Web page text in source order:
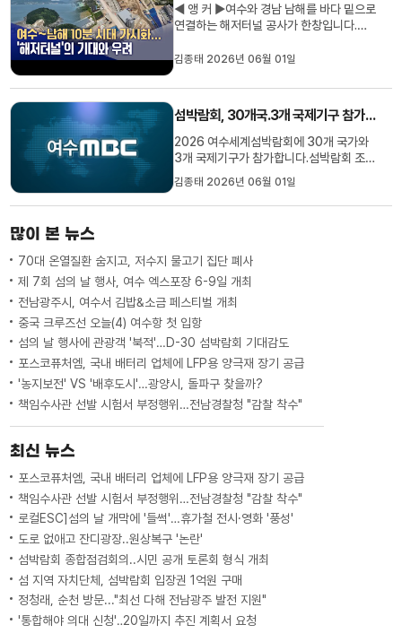
◀ 앵 커 ▶여수와 경남 남해를 바다 밑으로
연결하는 해저터널 공사가 한창입니다.오
간이 1시간 반에서 단 10분으로 줄어드는
경남 측에 빼앗기는 이른바 '빨대 효과'를
우려하는 목소리도 나옵니다.김종태 기자
가 보도합니다.여수 신덕에서 ...
김종태 2026년 06월 01일
섬박람회, 30개국.3개 국제기구 참가 확정
2026 여수세계섬박람회에 30개 국가와
3개 국제기구가 참가합니다.섬박람회 조직
위원회는 박람회에 그리스, 필리핀, 페루
등30개국과 세계보건기구(WHO), 유니
세프 등3개 국제기구의 참가를 확정했다고
정책, 지속가능한 섬 발전 사례 등을 ...
김종태 2026년 06월 01일
많이 본 뉴스
70대 온열질환 숨지고, 저수지 물고기 집단 폐사
제 7회 섬의 날 행사, 여수 엑스포장 6-9일 개최
전남광주시, 여수서 김밥&소금 페스티벌 개최
중국 크루즈선 오늘(4) 여수항 첫 입항
섬의 날 행사에 관광객 '북적'…D-30 섬박람회 기대감도
포스코퓨처엠, 국내 배터리 업체에 LFP용 양극재 장기 공급
'농지보전' VS '배후도시'…광양시, 돌파구 찾을까?
책임수사관 선발 시험서 부정행위…전남경찰청 "감찰 착수"
최신 뉴스
포스코퓨처엠, 국내 배터리 업체에 LFP용 양극재 장기 공급
책임수사관 선발 시험서 부정행위…전남경찰청 "감찰 착수"
로컬ESC]섬의 날 개막에 '들썩'…휴가철 전시·영화 '풍성'
도로 없애고 잔디광장..원상복구 '논란'
섬박람회 종합점검회의..시민 공개 토론회 형식 개최
섬 지역 자치단체, 섬박람회 입장권 1억원 구매
정청래, 순천 방문..."최선 다해 전남광주 발전 지원"
'통합해야 의대 신청'‥20일까지 추진 계획서 요청